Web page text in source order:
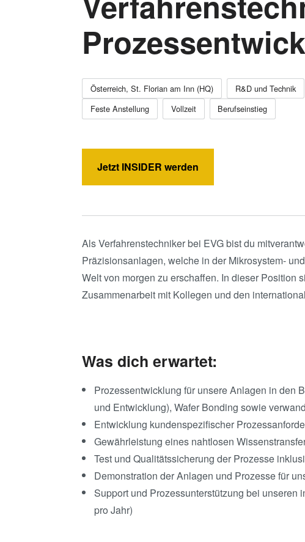
Österreich, St. Florian am Inn (HQ) R&D und Technik
Feste Anstellung
Vollzeit Berufseinstieg
Jetzt INSIDER werden
Als Verfahrenstechniker bei EVG bist du
Präzisionsanlagen, welche in der Mikrosystem-
Welt von morgen zu erschaffen. In dieser Position
Zusammenarbeit mit Kollegen und den
Was dich erwartet:
Prozessentwicklung für unsere Anlagen in den
und Entwicklung), Wafer Bonding sowie
Entwicklung kundenspezifischer
Gewährleistung eines nahtlosen
Test und Qualitätssicherung der Prozesse
Demonstration der Anlagen und Prozesse für
Support und Prozessunterstützung bei
pro Jahr)